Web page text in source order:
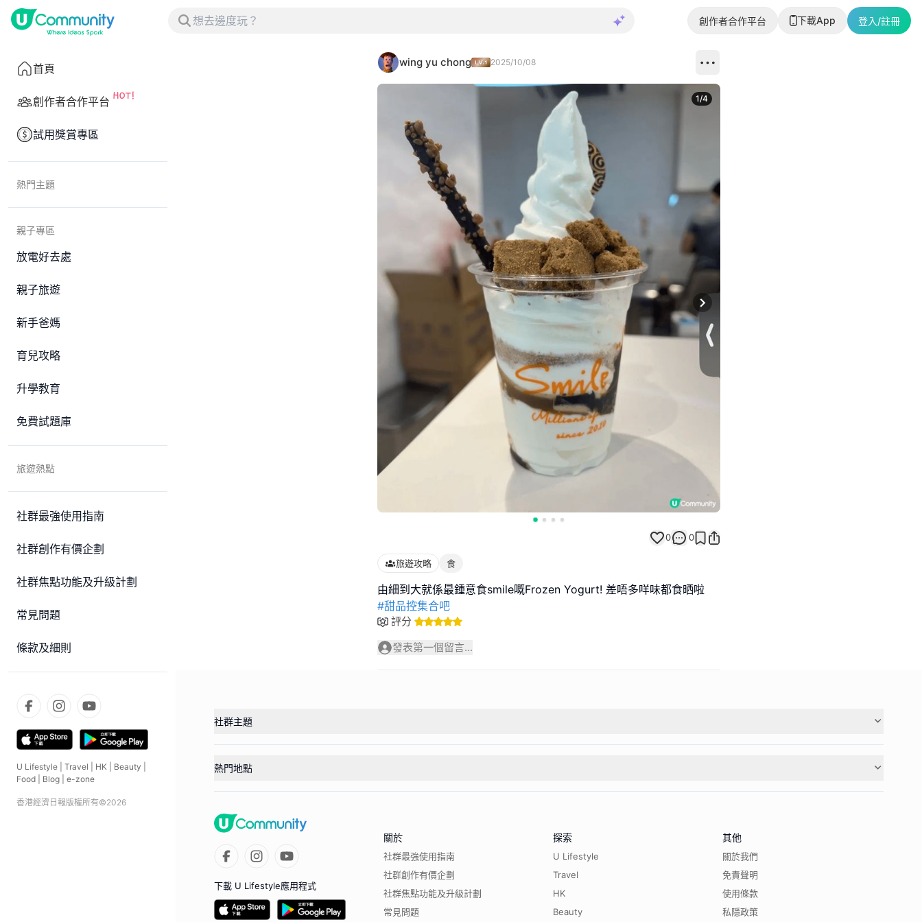
創作者合作平台 下載App 登入/註冊
首頁
創作者合作平台
試用獎賞專區
熱門主題
親子專區
放電好去處
親子旅遊
新手爸媽
育兒攻略
升學教育
免費試題庫
旅遊熱點
社群最強使用指南
社群創作有價企劃
社群焦點功能及升級計劃
常見問題
條款及細則
U Lifestyle Travel HK Beauty
Food
Blog e-zone
香港經濟日報版權所有©2026
wing yu chong 2025/10/08
Next slide
1/4
0 0
旅遊攻略 食
#甜品控集合吧
評分
發表第一個留言...
社群主題
熱門地點
下載 U Lifestyle應用程式
關於
社群最強使用指南
社群創作有價企劃
社群焦點功能及升級計劃
常見問題
探索
U Lifestyle
Travel
HK
Beauty
其他
關於我們
免責聲明
使用條款
私隱政策